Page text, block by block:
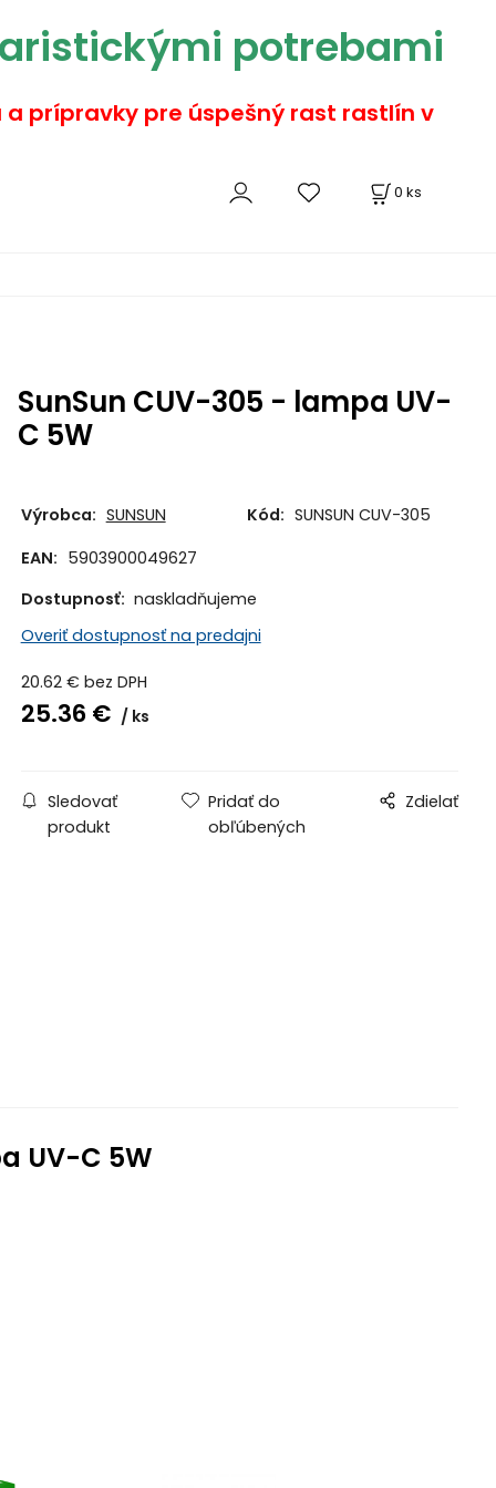
potrebami
prípravky pre úspešný rast rastlín v
0 ks
SunSun CUV-305 - lampa UV-
C 5W
Výrobca: SUNSUN Kód: SUNSUN CUV-305
EAN: 5903900049627
Dostupnosť: naskladňujeme
Overiť dostupnosť na predajni
20.62€ bez DPH
25.36 € ks
Sledovať
produkt
Pridať do
obľúbených
Zdielať
UV-C 5W